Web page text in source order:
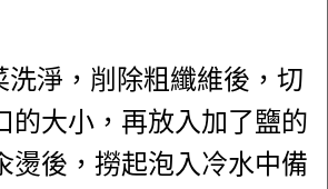
洗淨，削除粗纖維後，切
的大小，再放入加了鹽的
燙後，撈起泡入冷水中備